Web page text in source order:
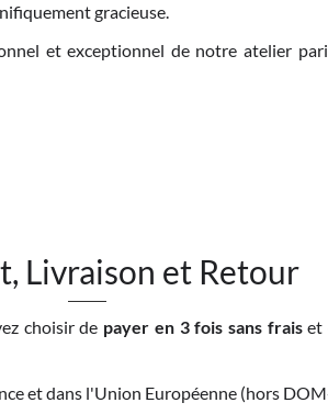
gracieuse.
et exceptionnel de notre atelier
Livraison et Retour
choisir de payer en 3 fois sans fraiset
et dans l'Union Européenne (hors